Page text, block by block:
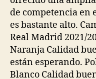
de competencia en
es bastante alto.
Real Madrid 2021/
Naranja Calidad
están esperando.
Blanco Calidad